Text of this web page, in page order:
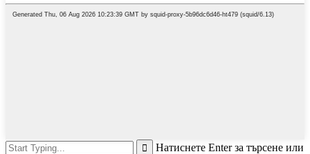
Натиснете Enter за търсене или